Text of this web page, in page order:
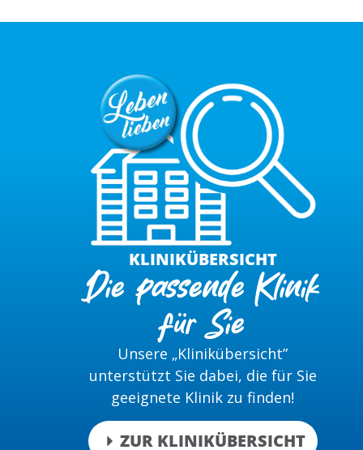
KLINIKÜBERSICHT
Die passende Klinik
für Sie
Unsere „Klinikübersicht”
unterstützt Sie dabei, die für Sie
geeignete Klinik zu finden!
ZUR KLINIKÜBERSICHT